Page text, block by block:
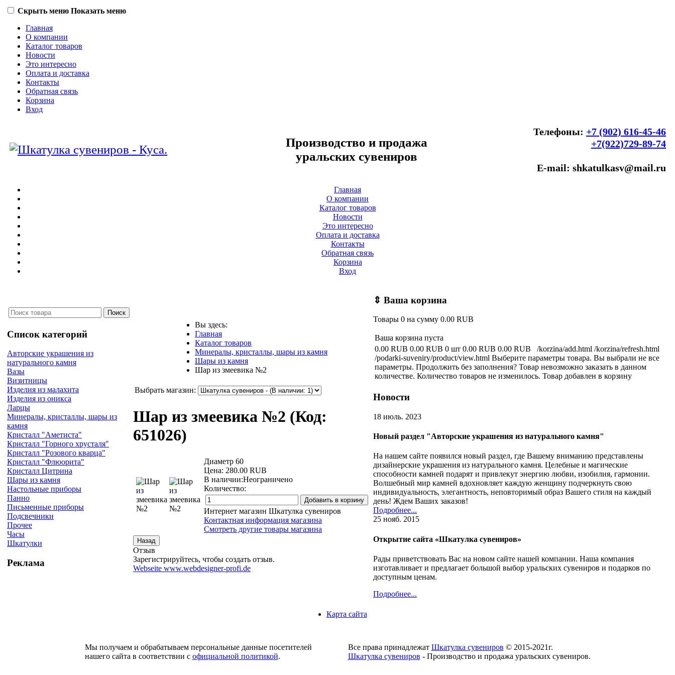
Скрыть меню Показать меню
Главная
О компании
Каталог товаров
Новости
Это интересно
Оплата и доставка
Контакты
Обратная связь
Корзина
Вход
Производство и продажа
уральских сувениров
Телефоны: +7 (902) 616-45-46
+7(922)729-89-74
E-mail: shkatulkasv@mail.ru
Главная
О компании
Каталог товаров
Новости
Это интересно
Оплата и доставка
Контакты
Обратная связь
Корзина
Вход
Список категорий
Авторские украшения из
натурального камня
Вазы
Визитницы
Изделия из малахита
Изделия из оникса
Ларцы
Минералы, кристаллы, шары из
камня
Кристалл "Аметиста"
Кристалл "Горного хрусталя"
Кристалл "Розового кварца"
Кристалл "Флюорита"
Кристалл Цитрина
Шары из камня
Настольные приборы
Панно
Письменные приборы
Подсвечники
Прочее
Часы
Шкатулки
Реклама
Вы здесь:
Главная
Каталог товаров
Минералы, кристаллы, шары из камня
Шары из камня
Шар из змеевика №2
Выбрать магазин:
Шар из змеевика №2 (Код:
651026)
Диаметр 60
Цена: 280.00 RUB
В наличии:Неограничено
Количество:
Интернет магазин Шкатулка сувениров
Контактная информация магазина
Смотреть другие товары магазина
Отзыв
Зарегистрируйтесь, чтобы создать отзыв.
Webseite www.webdesigner-profi.de
⇕ Ваша корзина
Товары 0 на сумму 0.00 RUB
Ваша корзина пуста
0.00 RUB 0.00 RUB 0 шт 0.00 RUB 0.00 RUB /korzina/add.html /korzina/refresh.html
/podarki-suveniry/product/view.html Выберите параметры товара. Вы выбрали не все
параметры. Продолжить без заполнения? Товар невозможно заказать в данном
количестве. Количество товаров не изменилось. Товар добавлен в корзину
Новости
18 июль. 2023
Новый раздел "Авторские украшения из натурального камня"
На нашем сайте появился новый раздел, где Вашему вниманию представлены
дизайнерские украшения из натурального камня. Целебные и магические
способности камней подарят и привлекут энергию любви, изобилия, гармонии.
Волшебный мир камней вдохновляет каждую женщину подчеркнуть свою
индивидуальность, элегантность, неповторимый образ Вашего стиля на каждый
день! Ждем Ваших заказов!
Подробнее...
25 нояб. 2015
Открытие сайта «Шкатулка сувениров»
Рады приветствовать Вас на новом сайте нашей компании. Наша компания
изготавливает и предлагает большой выбор уральских сувениров и подарков по
доступным ценам.
Подробнее...
Карта сайта
Мы получаем и обрабатываем персональные данные посетителей
нашего сайта в соответствии с официальной политикой.
Все права принадлежат Шкатулка сувениров © 2015-2021г.
Шкатулка сувениров - Производство и продажа уральских сувениров.